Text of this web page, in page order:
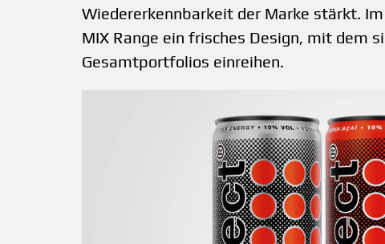
Wiedererkennbarkeit der Marke stärkt.
MIX Range ein frisches Design, mit dem
Gesamtportfolios einreihen.